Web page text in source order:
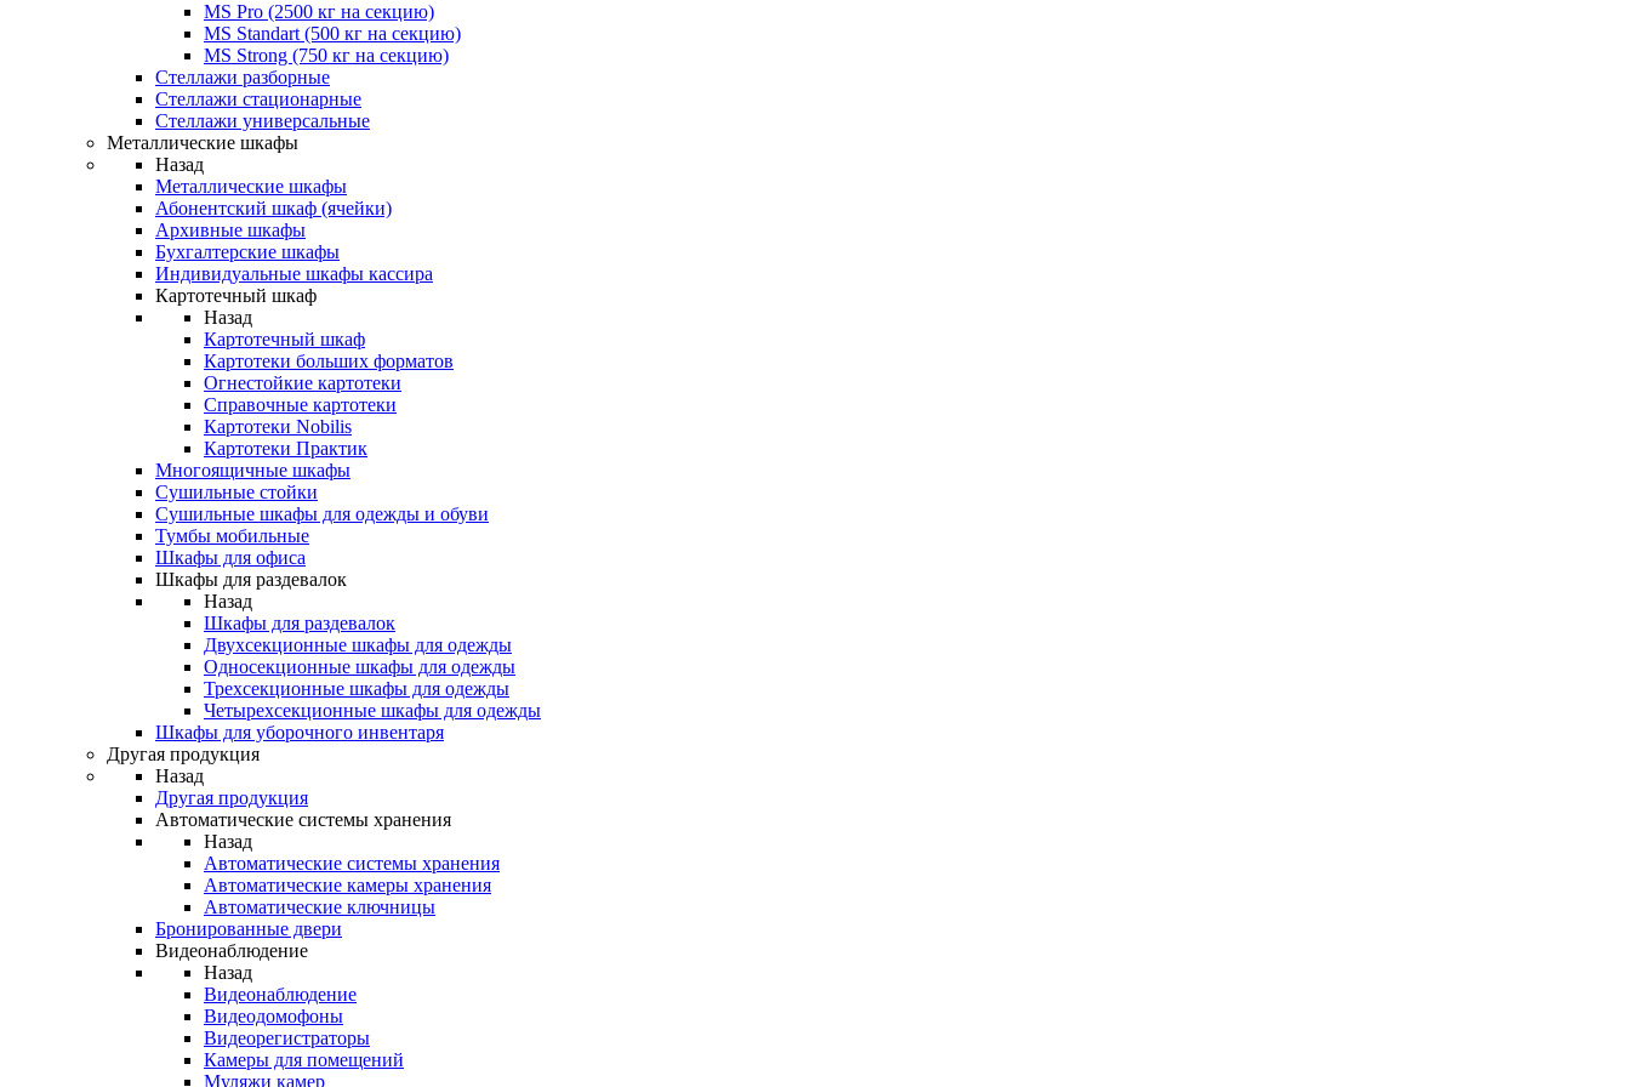
MS Pro (2500 кг на секцию)
MS Standart (500 кг на секцию)
MS Strong (750 кг на секцию)
Стеллажи разборные
Стеллажи стационарные
Стеллажи универсальные
Металлические шкафы
Назад
Металлические шкафы
Абонентский шкаф (ячейки)
Архивные шкафы
Бухгалтерские шкафы
Индивидуальные шкафы кассира
Картотечный шкаф
Назад
Картотечный шкаф
Картотеки больших форматов
Огнестойкие картотеки
Справочные картотеки
Картотеки Nobilis
Картотеки Практик
Многоящичные шкафы
Сушильные стойки
Сушильные шкафы для одежды и обуви
Тумбы мобильные
Шкафы для офиса
Шкафы для раздевалок
Назад
Шкафы для раздевалок
Двухсекционные шкафы для одежды
Односекционные шкафы для одежды
Трехсекционные шкафы для одежды
Четырехсекционные шкафы для одежды
Шкафы для уборочного инвентаря
Другая продукция
Назад
Другая продукция
Автоматические системы хранения
Назад
Автоматические системы хранения
Автоматические камеры хранения
Автоматические ключницы
Бронированные двери
Видеонаблюдение
Назад
Видеонаблюдение
Видеодомофоны
Видеорегистраторы
Камеры для помещений
Муляжи камер